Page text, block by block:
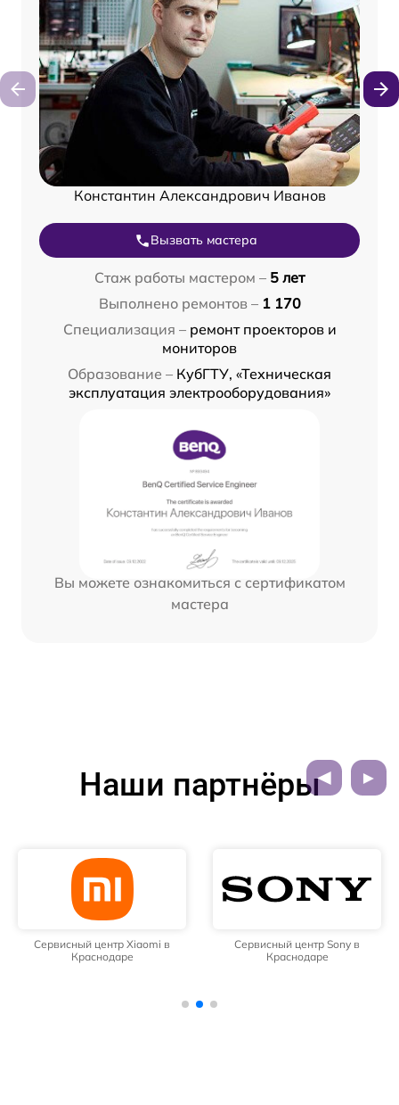
Константин Александрович Иванов
Вызвать мастера
Стаж работы мастером – 5 лет
Выполнено ремонтов – 1 170
Специализация – ремонт проекторов и
мониторов
Образование – КубГТУ, «Техническая
эксплуатация электрооборудования»
Вы можете ознакомиться с сертификатом
мастера
Наши партнёры
Сервисный центр Xiaomi в
Краснодаре
Сервисный центр Sony в
Краснодаре